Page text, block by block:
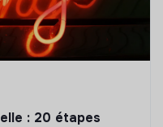
: 20 étapes